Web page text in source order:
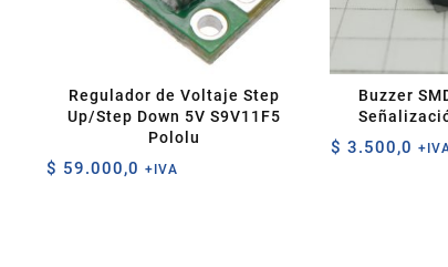
Regulador de Voltaje Step
Up/Step Down 5V S9V11F5
Pololu
$ 59.000,0 +IVA
Buzzer
$ 3.500,0